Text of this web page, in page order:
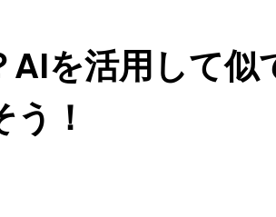
を活用して似
！